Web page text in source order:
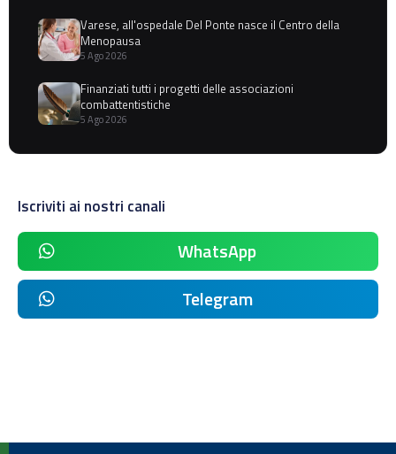
Varese, all'ospedale Del Ponte nasce il Centro della
Menopausa
5 Ago 2026
Finanziati tutti i progetti delle associazioni
combattentistiche
5 Ago 2026
Iscriviti ai nostri canali
WhatsApp
Telegram